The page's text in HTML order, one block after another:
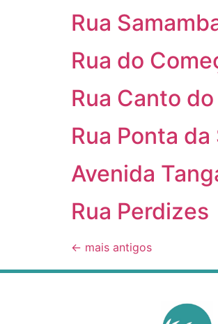
Rua
Rua do
Rua Canto
Rua Ponta da
Avenida
Rua Perdizes
← mais antigos